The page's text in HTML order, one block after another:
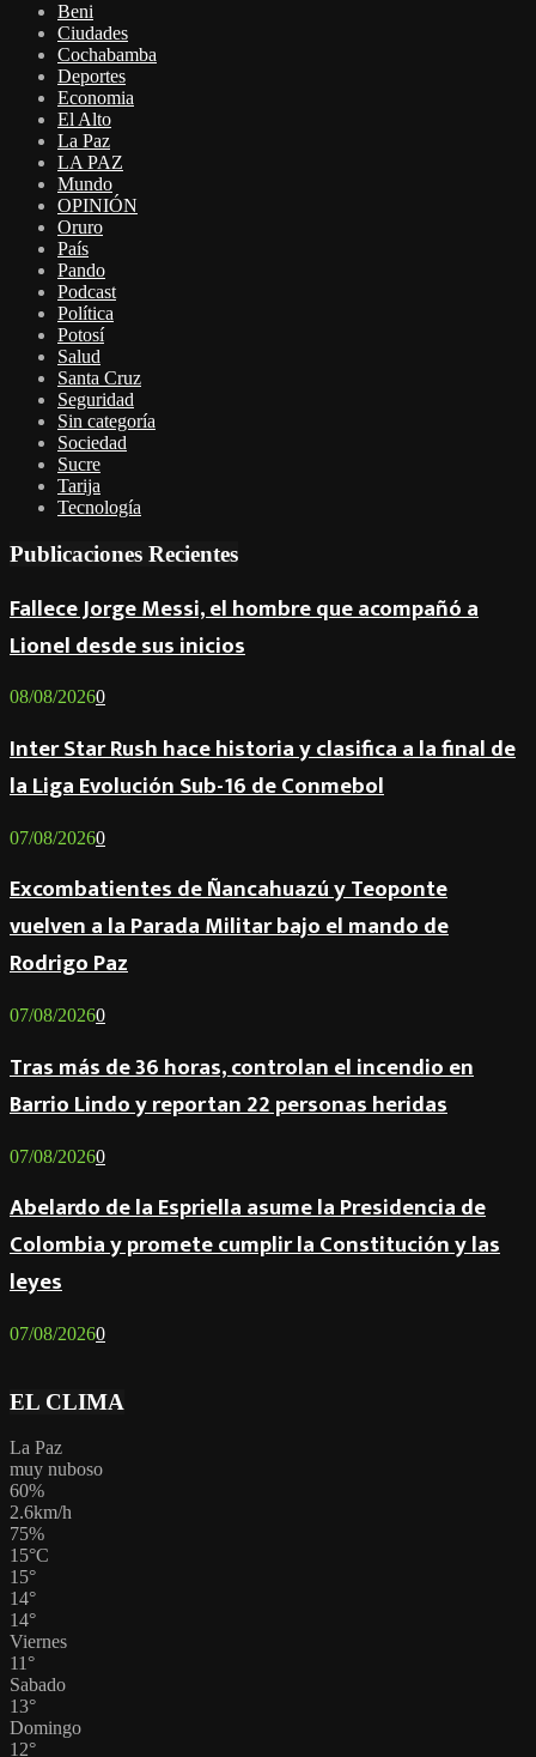
Beni
Ciudades
Cochabamba
Deportes
Economia
El Alto
La Paz
LA PAZ
Mundo
OPINIÓN
Oruro
País
Pando
Podcast
Política
Potosí
Salud
Santa Cruz
Seguridad
Sin categoría
Sociedad
Sucre
Tarija
Tecnología
Publicaciones Recientes
Fallece Jorge Messi, el hombre que acompañó a
Lionel desde sus inicios
08/08/20260
Inter Star Rush hace historia y clasifica a la final de
la Liga Evolución Sub-16 de Conmebol
07/08/20260
Excombatientes de Ñancahuazú y Teoponte
vuelven a la Parada Militar bajo el mando de
Rodrigo Paz
07/08/20260
Tras más de 36 horas, controlan el incendio en
Barrio Lindo y reportan 22 personas heridas
07/08/20260
Abelardo de la Espriella asume la Presidencia de
Colombia y promete cumplir la Constitución y las
leyes
07/08/20260
EL CLIMA
La Paz
muy nuboso
60%
2.6km/h
75%
15°C
15°
14°
14°
Viernes
11°
Sabado
13°
Domingo
12°